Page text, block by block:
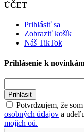
ÚČET
Prihlásiť sa
Zobraziť košík
Náš TikTok
Prihlásenie k
Prihlásiť
Potvrdzujem, že
osobných údajov a
mojich oú.